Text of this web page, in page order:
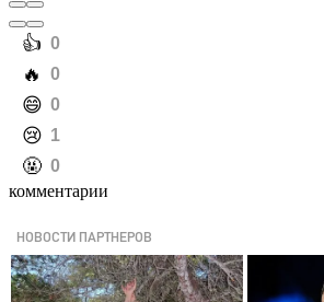
️👍 0
️🔥 0
️😄 0
️😢 1
️🤬 0
комментарии